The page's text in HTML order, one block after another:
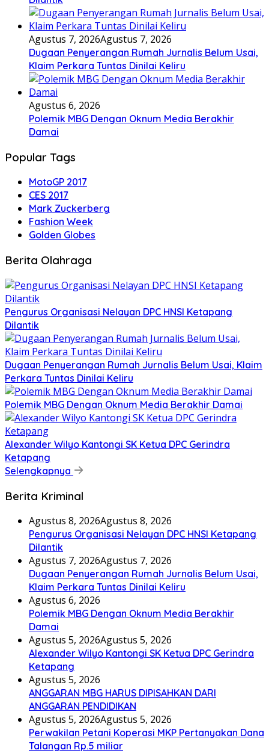
Agustus 7, 2026Agustus 7, 2026
Dugaan Penyerangan Rumah Jurnalis Belum Usai,
Klaim Perkara Tuntas Dinilai Keliru
Agustus 6, 2026
Polemik MBG Dengan Oknum Media Berakhir
Damai
Popular Tags
MotoGP 2017
CES 2017
Mark Zuckerberg
Fashion Week
Golden Globes
Berita Olahraga
Pengurus Organisasi Nelayan DPC HNSI Ketapang
Dilantik
Dugaan Penyerangan Rumah Jurnalis Belum Usai, Klaim
Perkara Tuntas Dinilai Keliru
Polemik MBG Dengan Oknum Media Berakhir Damai
Alexander Wilyo Kantongi SK Ketua DPC Gerindra
Ketapang
Selengkapnya
Berita Kriminal
Agustus 8, 2026Agustus 8, 2026
Pengurus Organisasi Nelayan DPC HNSI Ketapang
Dilantik
Agustus 7, 2026Agustus 7, 2026
Dugaan Penyerangan Rumah Jurnalis Belum Usai,
Klaim Perkara Tuntas Dinilai Keliru
Agustus 6, 2026
Polemik MBG Dengan Oknum Media Berakhir
Damai
Agustus 5, 2026Agustus 5, 2026
Alexander Wilyo Kantongi SK Ketua DPC Gerindra
Ketapang
Agustus 5, 2026
ANGGARAN MBG HARUS DIPISAHKAN DARI
ANGGARAN PENDIDIKAN
Agustus 5, 2026Agustus 5, 2026
Perwakilan Petani Koperasi MKP Pertanyakan Dana
Talangan Rp.5 miliar